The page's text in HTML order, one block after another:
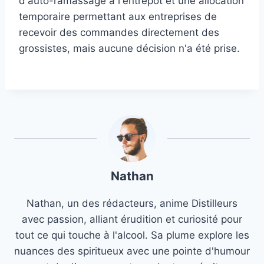
temporaire permettant aux entreprises de
recevoir des commandes directement des
grossistes, mais aucune décision n'a été prise.
Nathan
Nathan, un des rédacteurs, anime Distilleurs
avec passion, alliant érudition et curiosité pour
tout ce qui touche à l'alcool. Sa plume explore les
nuances des spiritueux avec une pointe d'humour